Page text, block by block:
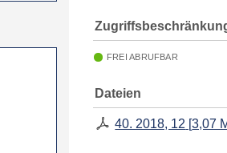
FREI ABRUFBAR
Dateien
40. 2018, 12 [3,07